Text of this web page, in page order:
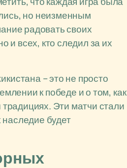
но неизменным
радовать своих
и всех, кто следил за их
– это не просто
к победе и о том, как
Эти матчи стали
будет